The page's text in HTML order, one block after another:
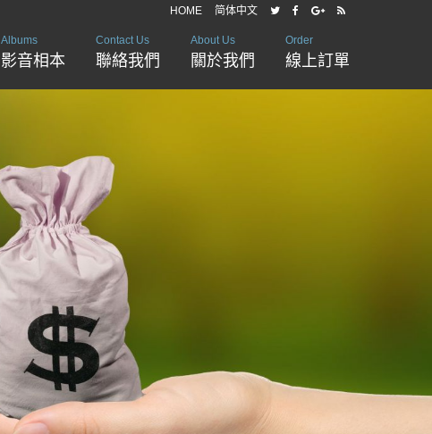
HOME 简体中文
Albums
影音相本
Contact Us
聯絡我們
About Us
關於我們
Order
線上訂單